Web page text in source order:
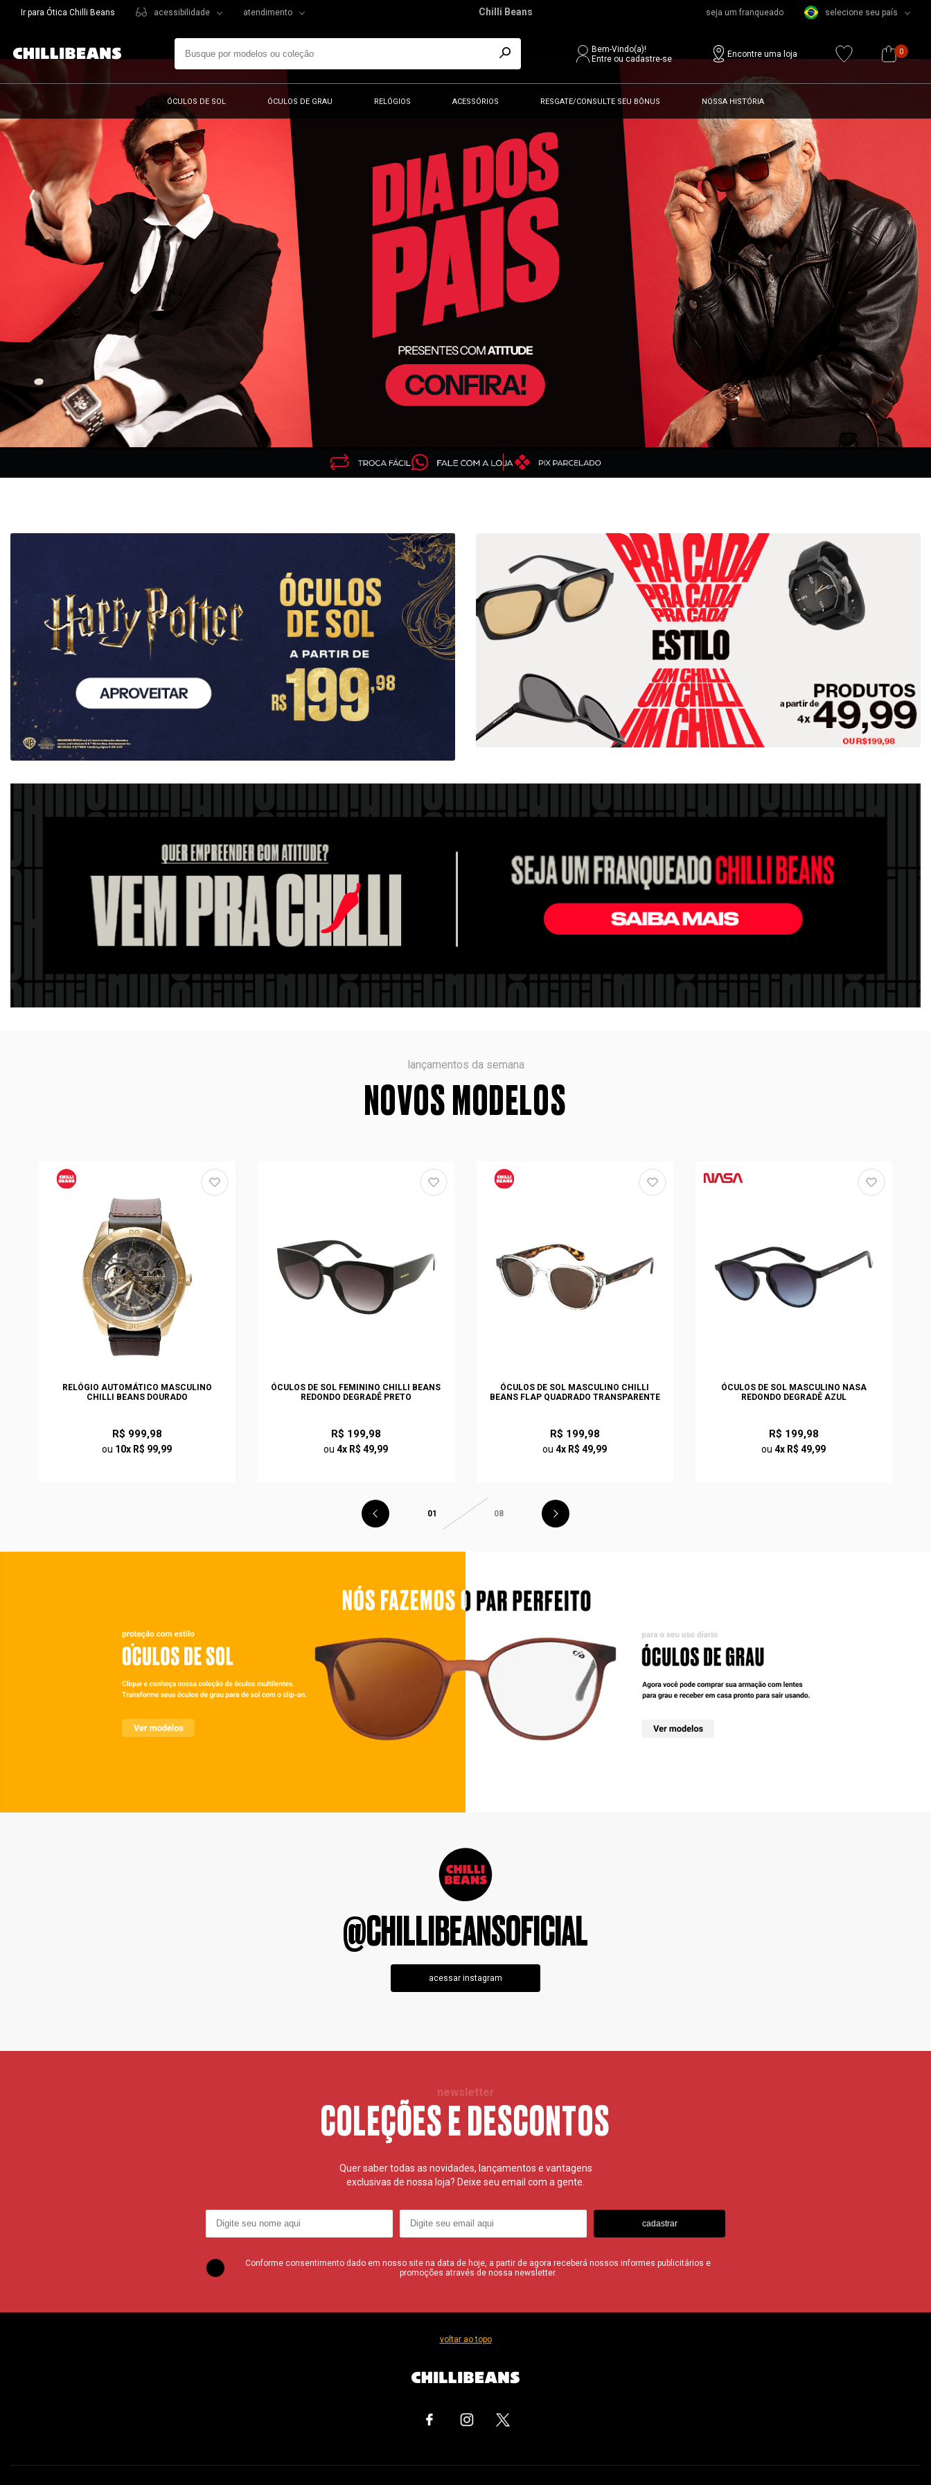
Ir para Ótica Chilli Beans acessibilidade atendimento Chilli Beans seja um franqueado selecione seu país
Bem-Vindo(a)!
Entre ou cadastre-se
Encontre uma loja 0
ÓCULOS DE SOL ÓCULOS DE GRAU RELÓGIOS ACESSÓRIOS RESGATE/CONSULTE SEU BÔNUS NOSSA HISTÓRIA
lançamentos da semana
NOVOS MODELOS
RELÓGIO AUTOMÁTICO MASCULINO
CHILLI BEANS DOURADO
R$ 999,98
ou 10x R$ 99,99
ÓCULOS DE SOL FEMININO CHILLI BEANS
REDONDO DEGRADÊ PRETO
R$ 199,98
ou4x R$ 49,99
ÓCULOS DE SOL MASCULINO CHILLI
BEANS FLAP QUADRADO TRANSPARENTE
R$ 199,98
ou4x R$ 49,99
ÓCULOS DE SOL MASCULINO NASA
REDONDO DEGRADÊ AZUL
R$ 199,98
ou4x R$ 49,99
01 08
@CHILLIBEANSOFICIAL
acessar instagram
newsletter
COLEÇÕES E DESCONTOS
Quer saber todas as novidades, lançamentos e vantagens
exclusivas de nossa loja? Deixe seu email com a gente.
cadastrar
Conforme consentimento dado em nosso site na data de hoje, a partir de agora receberá nossos informes publicitários e
promoções através de nossa newsletter.
voltar ao topo